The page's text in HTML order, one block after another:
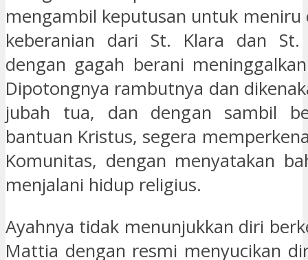
mengambil keputusan untuk meniru
keberanian dari St. Klara dan St.
dengan gagah berani
Dipotongnya rambutnya dan
jubah tua, dan dengan sambil
bantuan Kristus, segera
Komunitas, dengan menyatakan
menjalani hidup religius.
Ayahnya tidak menunjukkan diri
Mattia dengan resmi menyucikan